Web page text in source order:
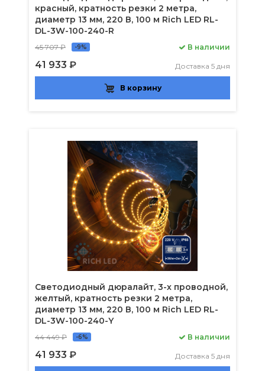
красный, кратность резки 2 метра,
диаметр 13 мм, 220 В, 100 м Rich LED RL-
DL-3W-100-240-R
45 707 ₽ -9%
41 933 ₽
В наличии
Доставка 5 дня
В корзину
Светодиодный дюралайт, 3-х проводной,
желтый, кратность резки 2 метра,
диаметр 13 мм, 220 В, 100 м Rich LED RL-
DL-3W-100-240-Y
44 449 ₽ -6%
41 933 ₽
В наличии
Доставка 5 дня